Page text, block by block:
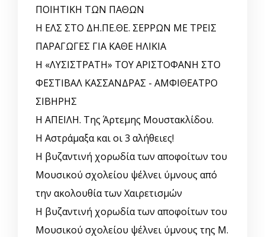
ΠΟΙΗΤΙΚΗ ΤΩΝ ΠΑΘΩΝ
Η ΕΛΣ ΣΤΟ ΔΗ.ΠΕ.ΘΕ. ΣΕΡΡΩΝ ΜΕ ΤΡΕΙΣ
ΠΑΡΑΓΩΓΕΣ ΓΙΑ ΚΑΘΕ ΗΛΙΚΙΑ
Η «ΛΥΣΙΣΤΡΑΤΗ» ΤΟΥ ΑΡΙΣΤΟΦΑΝΗ ΣΤΟ
ΦΕΣΤΙΒΑΛ ΚΑΣΣΑΝΔΡΑΣ - ΑΜΦΙΘΕΑΤΡΟ
ΣΙΒΗΡΗΣ
Η ΑΠΕΙΛΗ. Της Άρτεμης Μουστακλίδου.
Η Αστράμαξα και οι 3 αλήθειες!
Η βυζαντινή χορωδία των αποφοίτων του
Μουσικού σχολείου ψέλνει ύμνους από
την ακολουθία των Χαιρετισμών
Η βυζαντινή χορωδία των αποφοίτων του
Μουσικού σχολείου ψέλνει ύμνους της Μ.